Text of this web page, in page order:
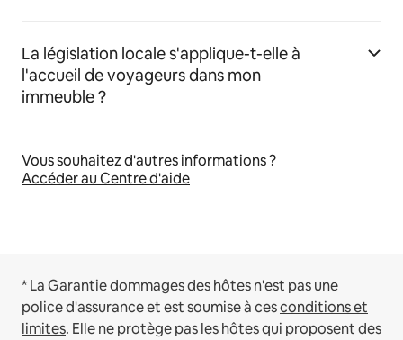
La législation locale s'applique-t-elle à
l'accueil de voyageurs dans mon
immeuble ?
Vous souhaitez d'autres informations ?
Accéder au Centre d'aide
* La Garantie dommages des hôtes n'est pas une
police d'assurance et est soumise à cesconditions et
limites. Elle ne protège pas les hôtes qui proposent des